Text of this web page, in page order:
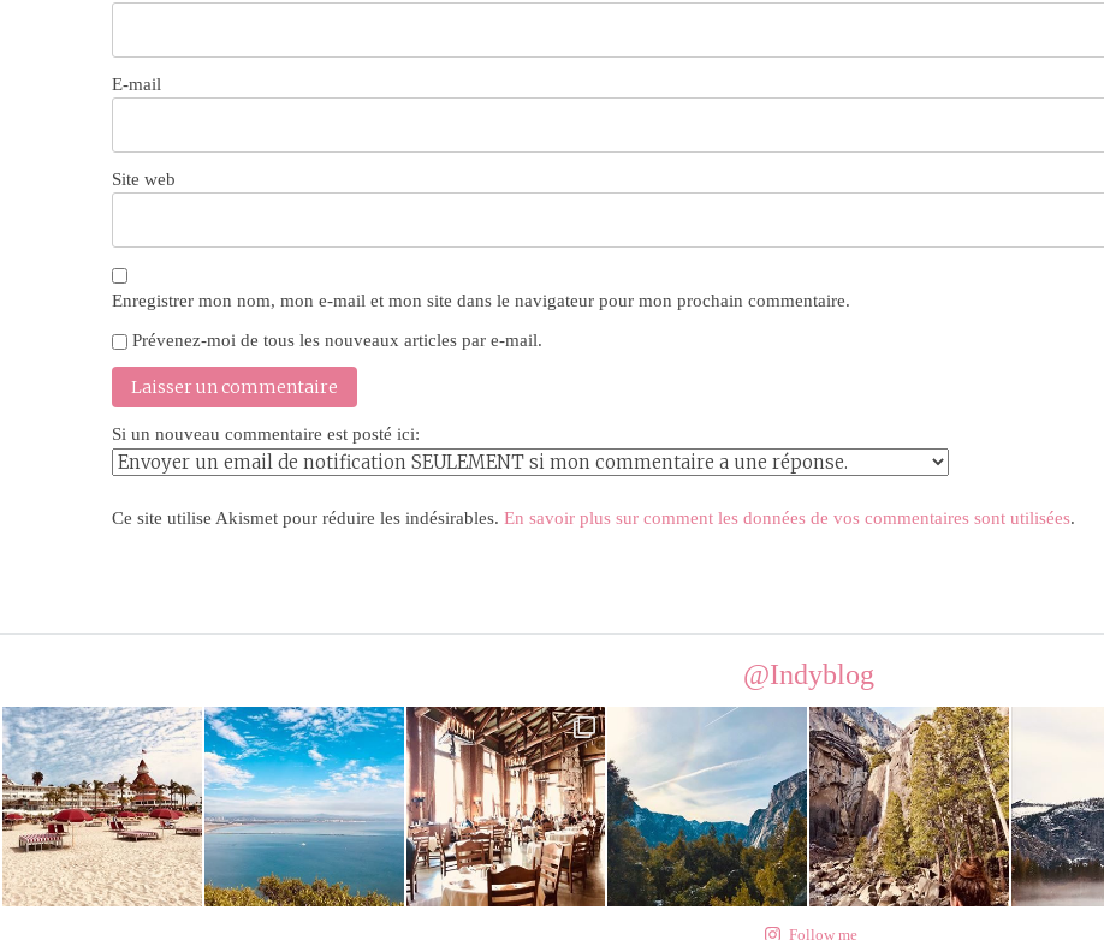
E-mail
Site web
Enregistrer mon nom, mon e-mail et mon site dans le navigateur pour mon prochain commentaire.
Prévenez-moi de tous les nouveaux articles par e-mail.
Si un nouveau commentaire est posté ici:
Ce site utilise Akismet pour réduire les indésirables. En savoir plus sur comment les données de vos commentaires sont utilisées.
@Indyblog
Follow me